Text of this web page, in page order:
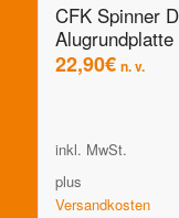
CFK Spinner
Alugrundplatte
22,90€ n. v.
inkl. MwSt.
plus
Versandkosten